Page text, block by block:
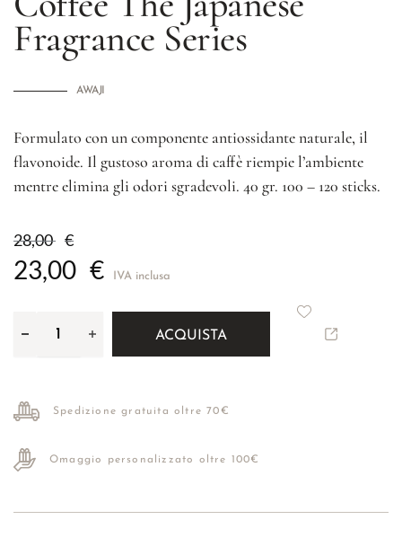
Fragrance Series
AWAJI
Formulato con un componente antiossidante naturale, il
flavonoide. Il gustoso aroma di caffè riempie l’ambiente
mentre elimina gli odori sgradevoli. 40 gr. 100 – 120 sticks.
28,00 €
23,00 € IVA inclusa
ACQUISTA
Spedizione gratuita oltre 70€
Omaggio personalizzato oltre 100€